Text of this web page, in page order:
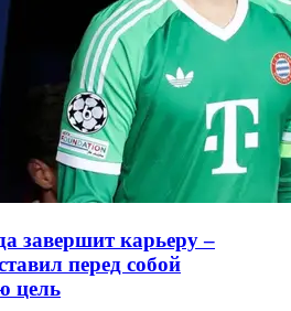
завершит карьеру –
перед собой
цель